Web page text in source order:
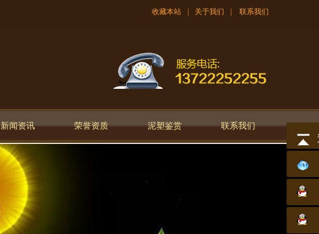
收藏本站 关于我们 联系我们
新闻资讯 荣誉资质 泥塑鉴赏 联系我们